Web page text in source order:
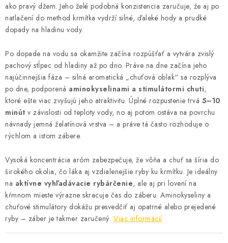
DARČEKOVÝ POUKAZ
MOJA OBJEDNÁVKA
VRATKY - ODSTÚPENIE OD ZMLUVY - REKLAMACIU
KONTAKTY
VŠEOBECNÉ NARIADENIE O BEZPEČNOSTI
PRODUKTOV (GPSR)
ZNAČKY
ako pravý džem. Jeho želé podobná konzistencia zaručuje, že aj po
natlačení do method krmítka vydrží silné, ďaleké hody a prudké
dopady na hladinu vody.
Po dopade na vodu sa okamžite začína rozpúšťať a vytvára zvislý
pachový stĺpec od hladiny až po dno. Práve na dne začína jeho
najúčinnejšia fáza – silná aromatická „chuťová oblak“ sa rozplýva
po dne, podporená aminokyselinami a stimulátormi chuti,
ktoré ešte viac zvyšujú jeho atraktivitu. Úplné rozpustenie trvá 5–10
minút v závislosti od teploty vody, no aj potom ostáva na povrchu
návnady jemná želatínová vrstva – a práve tá často rozhoduje o
rýchlom a istom zábere.
Vysoká koncentrácia aróm zabezpečuje, že vôňa a chuť sa šíria do
širokého okolia, čo láka aj vzdialenejšie ryby ku krmítku. Je ideálny
na aktívne vyhľadávacie rybárčenie, ale aj pri lovení na
kŕmnom mieste výrazne skracuje čas do záberu. Aminokyseliny a
chuťové stimulátory dokážu presvedčiť aj opatrné alebo prejedené
ryby – záber je takmer zaručený. Viac informácií